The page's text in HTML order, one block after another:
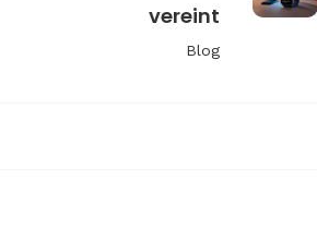
vereint
Blog